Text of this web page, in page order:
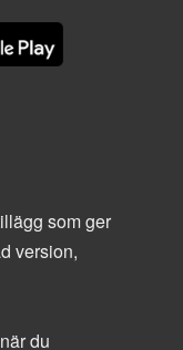
som ger
version,
du